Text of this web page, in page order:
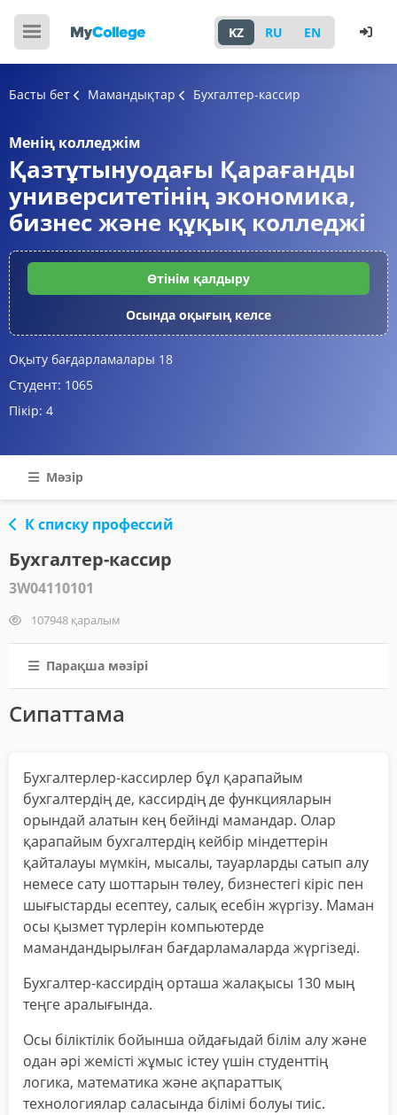
KZ RU EN
Басты бет Мамандықтар Бухгалтер-кассир
Менің колледжім
Қазтұтынуодағы Қарағанды
университетінің экономика,
бизнес және құқық колледжі
Өтінім қалдыру
Осында оқығың келсе
Оқыту бағдарламалары 18
Студент: 1065
Пікір: 4
Мәзір
К списку профессий
Бухгалтер-кассир
3W04110101
107948 қаралым
Парақша мәзірі
Сипаттама
Бухгалтерлер-кассирлер бұл қарапайым
бухгалтердің де, кассирдің де функцияларын
орындай алатын кең бейінді мамандар. Олар
қарапайым бухгалтердің кейбір міндеттерін
қайталауы мүмкін, мысалы, тауарларды сатып алу
немесе сату шоттарын төлеу, бизнестегі кіріс пен
шығыстарды есептеу, салық есебін жүргізу. Маман
осы қызмет түрлерін компьютерде
мамандандырылған бағдарламаларда жүргізеді.
Бухгалтер-кассирдің орташа жалақысы 130 мың
теңге аралығында.
Осы біліктілік бойынша ойдағыдай білім алу және
одан әрі жемісті жұмыс істеу үшін студенттің
логика, математика және ақпараттық
технологиялар саласында білімі болуы тиіс.